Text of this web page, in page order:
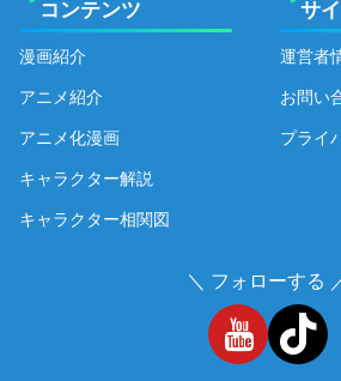
コンテンツ
漫画紹介
アニメ紹介
アニメ化漫画
キャラクター解説
キャラクター相関図
サ
運営者
お問い
プライ
＼ フォローする